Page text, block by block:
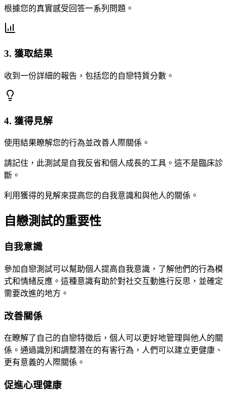
根據您的真實感受回答一系列問題。
3. 獲取結果
收到一份詳細的報告，包括您的自戀特質分數。
4. 獲得見解
使用結果瞭解您的行為並改善人際關係。
請記住，此測試是自我反省和個人成長的工具。這不是臨床診
斷。
利用獲得的見解來提高您的自我意識和與他人的關係。
自戀測試的重要性
自我意識
參加自戀測試可以幫助個人提高自我意識，了解他們的行為模
式和情緒反應。這種意識有助於對社交互動進行反思，並確定
需要改進的地方。
改善關係
在瞭解了自己的自戀特徵后，個人可以更好地管理與他人的關
係。通過識別和調整潛在的有害行為，人們可以建立更健康、
更有意義的人際關係。
促進心理健康